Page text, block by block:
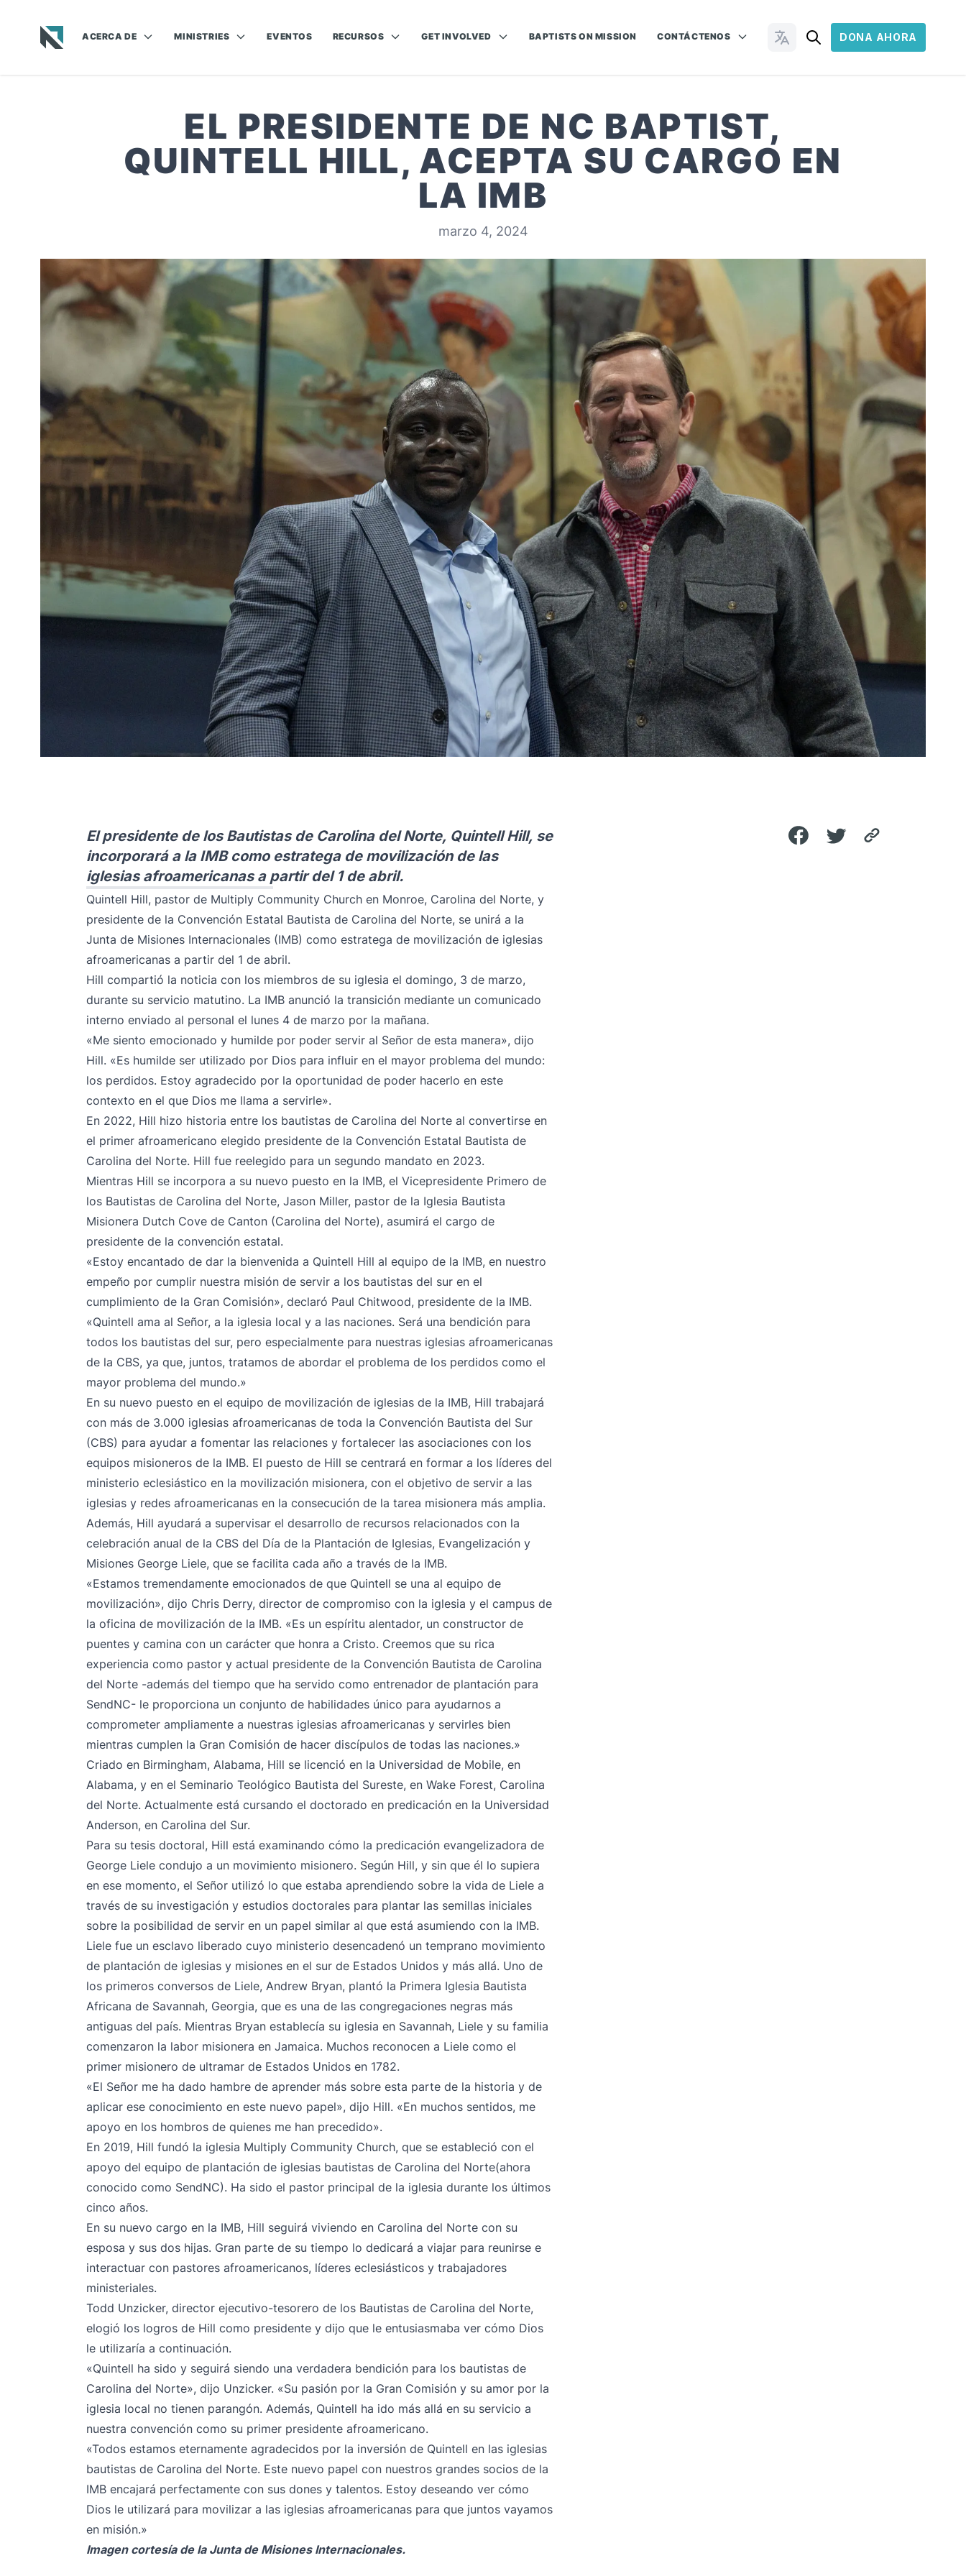
ACERCA DE MINISTRIES EVENTOS RECURSOS GET INVOLVED BAPTISTS ON MISSION CONTÁCTENOS Cambiar idiomaDONA AHORA
EL PRESIDENTE DE NC BAPTIST,
QUINTELL HILL, ACEPTA SU CARGO EN
LA IMB
marzo 4, 2024
El presidente de los Bautistas de Carolina del Norte, Quintell Hill, se
incorporará a la IMB como estratega de movilización de las
iglesias afroamericanas a partir del 1 de abril.
Quintell Hill, pastor de Multiply Community Church en Monroe, Carolina del Norte, y
presidente de la Convención Estatal Bautista de Carolina del Norte, se unirá a la
Junta de Misiones Internacionales (IMB) como estratega de movilización de iglesias
afroamericanas a partir del 1 de abril.
Hill compartió la noticia con los miembros de su iglesia el domingo, 3 de marzo,
durante su servicio matutino. La IMB anunció la transición mediante un comunicado
interno enviado al personal el lunes 4 de marzo por la mañana.
«Me siento emocionado y humilde por poder servir al Señor de esta manera», dijo
Hill. «Es humilde ser utilizado por Dios para influir en el mayor problema del mundo:
los perdidos. Estoy agradecido por la oportunidad de poder hacerlo en este
contexto en el que Dios me llama a servirle».
En 2022, Hill hizo historia entre los bautistas de Carolina del Norte al convertirse en
el primer afroamericano elegido presidente de la Convención Estatal Bautista de
Carolina del Norte. Hill fue reelegido para un segundo mandato en 2023.
Mientras Hill se incorpora a su nuevo puesto en la IMB, el Vicepresidente Primero de
los Bautistas de Carolina del Norte, Jason Miller, pastor de la Iglesia Bautista
Misionera Dutch Cove de Canton (Carolina del Norte), asumirá el cargo de
presidente de la convención estatal.
«Estoy encantado de dar la bienvenida a Quintell Hill al equipo de la IMB, en nuestro
empeño por cumplir nuestra misión de servir a los bautistas del sur en el
cumplimiento de la Gran Comisión», declaró Paul Chitwood, presidente de la IMB.
«Quintell ama al Señor, a la iglesia local y a las naciones. Será una bendición para
todos los bautistas del sur, pero especialmente para nuestras iglesias afroamericanas
de la CBS, ya que, juntos, tratamos de abordar el problema de los perdidos como el
mayor problema del mundo.»
En su nuevo puesto en el equipo de movilización de iglesias de la IMB, Hill trabajará
con más de 3.000 iglesias afroamericanas de toda la Convención Bautista del Sur
(CBS) para ayudar a fomentar las relaciones y fortalecer las asociaciones con los
equipos misioneros de la IMB. El puesto de Hill se centrará en formar a los líderes del
ministerio eclesiástico en la movilización misionera, con el objetivo de servir a las
iglesias y redes afroamericanas en la consecución de la tarea misionera más amplia.
Además, Hill ayudará a supervisar el desarrollo de recursos relacionados con la
celebración anual de la CBS del Día de la Plantación de Iglesias, Evangelización y
Misiones George Liele, que se facilita cada año a través de la IMB.
«Estamos tremendamente emocionados de que Quintell se una al equipo de
movilización», dijo Chris Derry, director de compromiso con la iglesia y el campus de
la oficina de movilización de la IMB. «Es un espíritu alentador, un constructor de
puentes y camina con un carácter que honra a Cristo. Creemos que su rica
experiencia como pastor y actual presidente de la Convención Bautista de Carolina
del Norte -además del tiempo que ha servido como entrenador de plantación para
SendNC- le proporciona un conjunto de habilidades único para ayudarnos a
comprometer ampliamente a nuestras iglesias afroamericanas y servirles bien
mientras cumplen la Gran Comisión de hacer discípulos de todas las naciones.»
Criado en Birmingham, Alabama, Hill se licenció en la Universidad de Mobile, en
Alabama, y en el Seminario Teológico Bautista del Sureste, en Wake Forest, Carolina
del Norte. Actualmente está cursando el doctorado en predicación en la Universidad
Anderson, en Carolina del Sur.
Para su tesis doctoral, Hill está examinando cómo la predicación evangelizadora de
George Liele condujo a un movimiento misionero. Según Hill, y sin que él lo supiera
en ese momento, el Señor utilizó lo que estaba aprendiendo sobre la vida de Liele a
través de su investigación y estudios doctorales para plantar las semillas iniciales
sobre la posibilidad de servir en un papel similar al que está asumiendo con la IMB.
Liele fue un esclavo liberado cuyo ministerio desencadenó un temprano movimiento
de plantación de iglesias y misiones en el sur de Estados Unidos y más allá. Uno de
los primeros conversos de Liele, Andrew Bryan, plantó la Primera Iglesia Bautista
Africana de Savannah, Georgia, que es una de las congregaciones negras más
antiguas del país. Mientras Bryan establecía su iglesia en Savannah, Liele y su familia
comenzaron la labor misionera en Jamaica. Muchos reconocen a Liele como el
primer misionero de ultramar de Estados Unidos en 1782.
«El Señor me ha dado hambre de aprender más sobre esta parte de la historia y de
aplicar ese conocimiento en este nuevo papel», dijo Hill. «En muchos sentidos, me
apoyo en los hombros de quienes me han precedido».
En 2019, Hill fundó la iglesia Multiply Community Church, que se estableció con el
apoyo del equipo de plantación de iglesias bautistas de Carolina del Norte(ahora
conocido como SendNC). Ha sido el pastor principal de la iglesia durante los últimos
cinco años.
En su nuevo cargo en la IMB, Hill seguirá viviendo en Carolina del Norte con su
esposa y sus dos hijas. Gran parte de su tiempo lo dedicará a viajar para reunirse e
interactuar con pastores afroamericanos, líderes eclesiásticos y trabajadores
ministeriales.
Todd Unzicker, director ejecutivo-tesorero de los Bautistas de Carolina del Norte,
elogió los logros de Hill como presidente y dijo que le entusiasmaba ver cómo Dios
le utilizaría a continuación.
«Quintell ha sido y seguirá siendo una verdadera bendición para los bautistas de
Carolina del Norte», dijo Unzicker. «Su pasión por la Gran Comisión y su amor por la
iglesia local no tienen parangón. Además, Quintell ha ido más allá en su servicio a
nuestra convención como su primer presidente afroamericano.
«Todos estamos eternamente agradecidos por la inversión de Quintell en las iglesias
bautistas de Carolina del Norte. Este nuevo papel con nuestros grandes socios de la
IMB encajará perfectamente con sus dones y talentos. Estoy deseando ver cómo
Dios le utilizará para movilizar a las iglesias afroamericanas para que juntos vayamos
en misión.»
Imagen cortesía de la Junta de Misiones Internacionales.